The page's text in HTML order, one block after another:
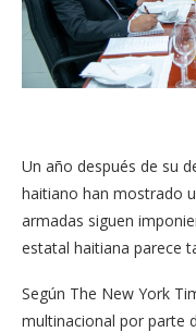
Un año después de su
haitiano han mostrado
armadas siguen
estatal haitiana parece
Según The New York
multinacional por parte